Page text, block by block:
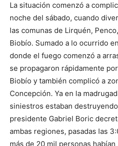
La situación comenzó a
noche del sábado, cuando
las comunas de Lirquén,
Biobío. Sumado a lo ocurrido
donde el fuego comenzó a
se propagaron rápidamente
Biobío y también complicó a
Concepción. Ya en la
siniestros estaban
presidente Gabriel Boric
ambas regiones, pasadas las
más de 20 mil personas